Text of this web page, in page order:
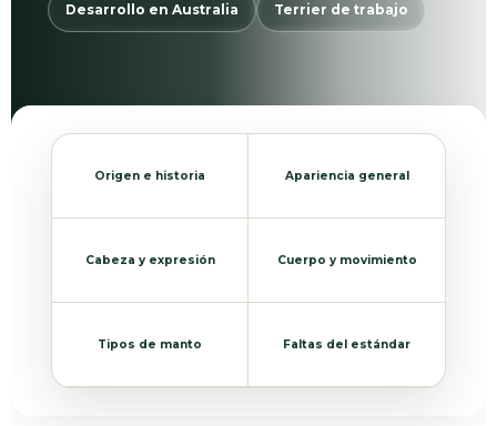
Desarrollo en Australia Terrier de trabajo
Origen e historia Apariencia general
Cabeza y expresión Cuerpo y movimiento
Tipos de manto Faltas del estándar